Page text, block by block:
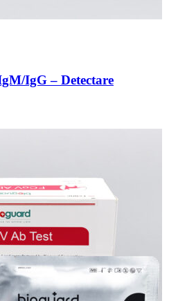
IgG – Detectare